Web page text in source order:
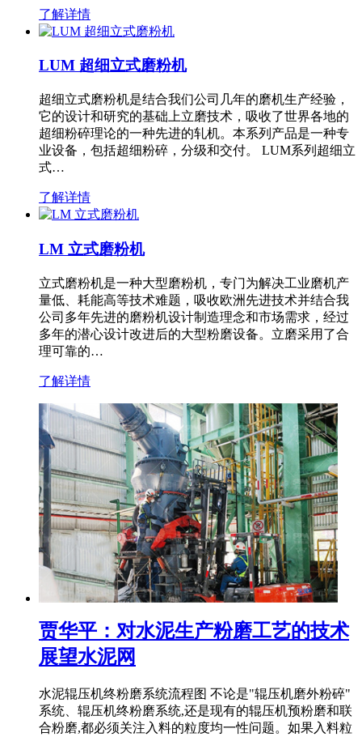
了解详情
LUM 超细立式磨粉机
超细立式磨粉机是结合我们公司几年的磨机生产经验，
它的设计和研究的基础上立磨技术，吸收了世界各地的
超细粉碎理论的一种先进的轧机。本系列产品是一种专
业设备，包括超细粉碎，分级和交付。 LUM系列超细立
式…
了解详情
LM 立式磨粉机
立式磨粉机是一种大型磨粉机，专门为解决工业磨机产
量低、耗能高等技术难题，吸收欧洲先进技术并结合我
公司多年先进的磨粉机设计制造理念和市场需求，经过
多年的潜心设计改进后的大型粉磨设备。立磨采用了合
理可靠的…
了解详情
贾华平：对水泥生产粉磨工艺的技术
展望水泥网
水泥辊压机终粉磨系统流程图 不论是"辊压机磨外粉碎"
系统、辊压机终粉磨系统,还是现有的辊压机预粉磨和联
合粉磨,都必须关注入料的粒度均一性问题。如果入料粒